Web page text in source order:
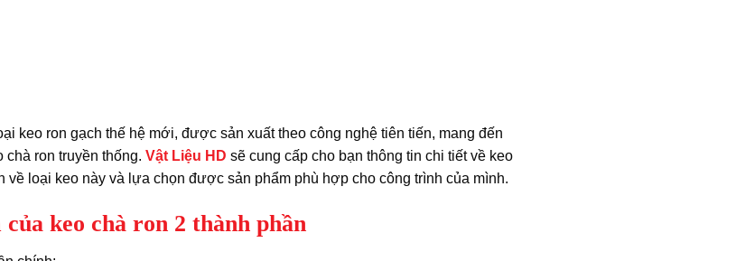
keo ron gạch thế hệ mới, được sản xuất theo công nghệ tiên tiến, mang đến
ron truyền thống. Vật Liệu HD sẽ cung cấp cho bạn thông tin chi tiết về keo
về loại keo này và lựa chọn được sản phẩm phù hợp cho công trình của mình.
keo chà ron 2 thành phần